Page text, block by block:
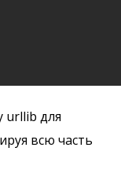
urllib для
всю часть